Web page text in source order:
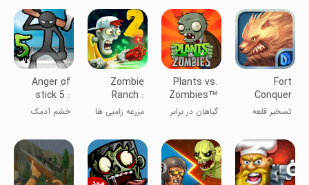
Fort
Conquer
تسخیر قلعه
Plants vs.
Zombies™
گیاهان در برابر
Zombie
Ranch :
Zombie
Game
مزرعه زامبی ها
Anger of
stick 5 :
zombie
خشم آدمک